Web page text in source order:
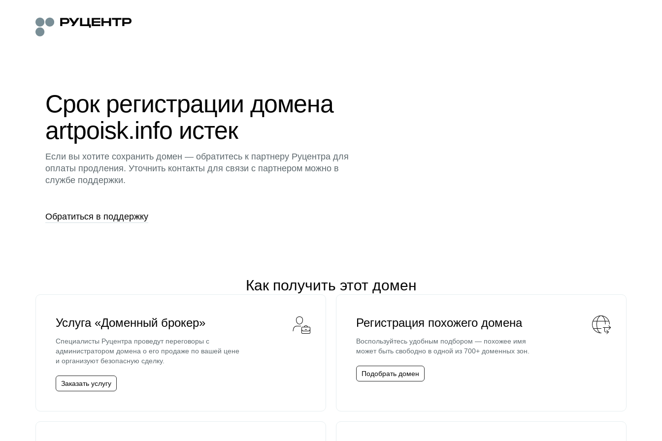
Срок регистрации домена
artpoisk.info истек
Если вы хотите сохранить домен — обратитесь к партнеру Руцентра для
оплаты продления. Уточнить контакты для связи с партнером можно в
службе поддержки.
Обратиться в поддержку
Как получить этот домен
Услуга «Доменный брокер»
Специалисты Руцентра проведут переговоры с
администратором домена о его продаже по вашей цене
и организуют безопасную сделку.
Заказать услугу
Регистрация похожего домена
Воспользуйтесь удобным подбором — похожее имя
может быть свободно в одной из 700+ доменных зон.
Подобрать домен